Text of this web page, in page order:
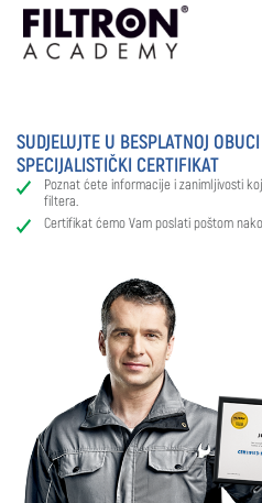
SUDJELUJTE U BESPLATNOJ
SPECIJALISTIČKI CERTIFIKAT
Poznat ćete informacije i zanimljivosti
filtera.
Certifikat ćemo Vam poslati poštom